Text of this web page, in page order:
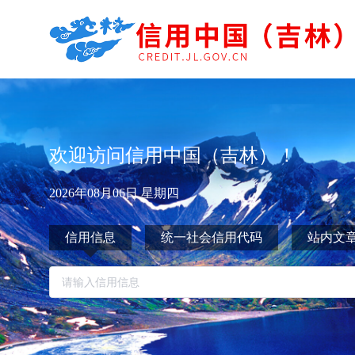
欢迎访问信用中国（吉林）！
2026年08月06日 星期四
信用信息 统一社会信用代码 站内文